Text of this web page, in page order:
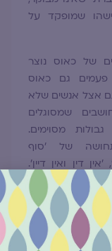
שמופקד על
של כאוס נוצר
גם כאוס
אצל אנשים שלא
שמסוגלים
מסוימים.
של 'סוף
דין ואין דיין'.
לייצר תחושה
גבול פנימי
וגם לשדר את
הזאת לילדים
ולהיות מאוד